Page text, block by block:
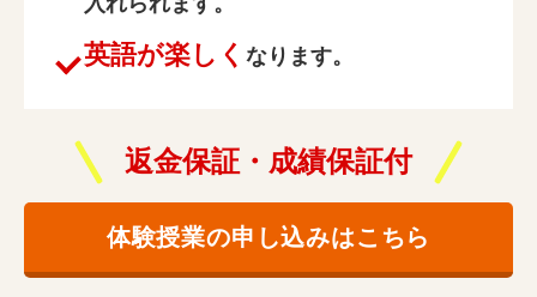
英語が楽しく なります。
返金保証・成績保証付
体験授業の申し込みはこちら